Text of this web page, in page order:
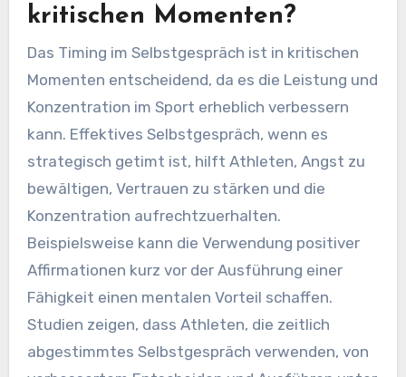
kritischen Momenten?
Das Timing im Selbstgespräch ist in kritischen
Momenten entscheidend, da es die Leistung und
Konzentration im Sport erheblich verbessern
kann. Effektives Selbstgespräch, wenn es
strategisch getimt ist, hilft Athleten, Angst zu
bewältigen, Vertrauen zu stärken und die
Konzentration aufrechtzuerhalten.
Beispielsweise kann die Verwendung positiver
Affirmationen kurz vor der Ausführung einer
Fähigkeit einen mentalen Vorteil schaffen.
Studien zeigen, dass Athleten, die zeitlich
abgestimmtes Selbstgespräch verwenden, von